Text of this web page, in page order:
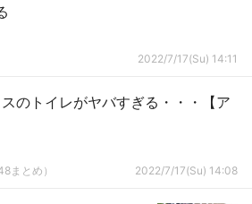
2022/7/17(Su) 14:11
スのトイレがヤバすぎる・・・【ア
まとめ） 2022/7/17(Su) 14:08